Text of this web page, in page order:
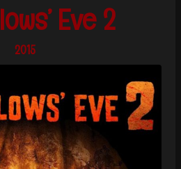
Eve 2
2015